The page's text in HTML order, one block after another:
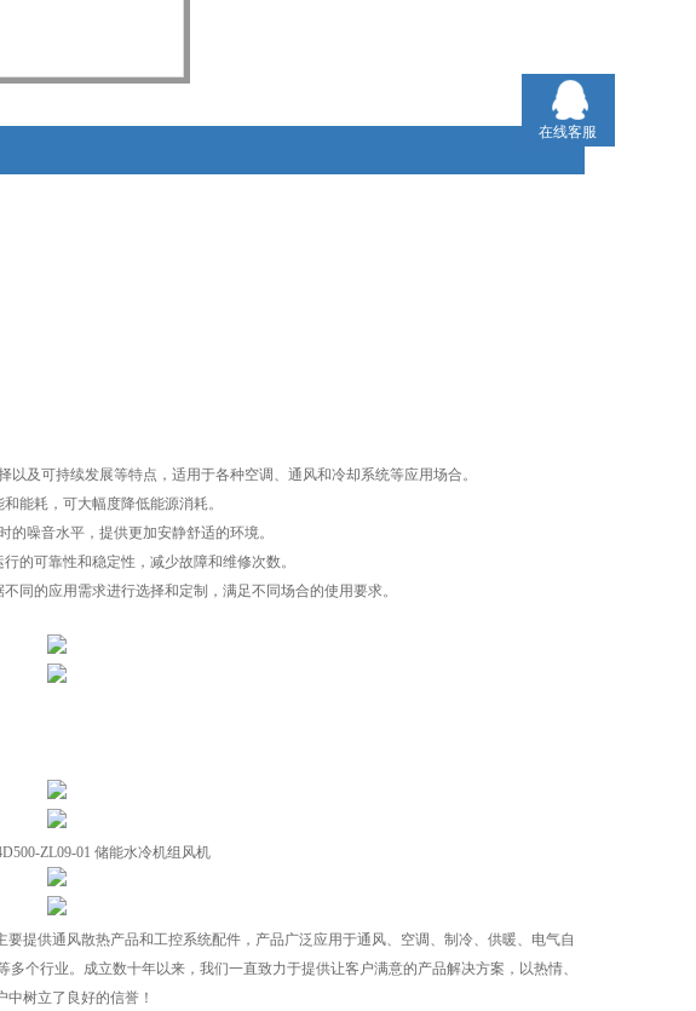
及可持续发展等特点，适用于各种空调、通风和冷却系统等应用场合。
能耗，可大幅度降低能源消耗。
的噪音水平，提供更加安静舒适的环境。
的可靠性和稳定性，减少故障和维修次数。
同的应用需求进行选择和定制，满足不同场合的使用要求。
提供通风散热产品和工控系统配件，产品广泛应用于通风、空调、制冷、供暖、电气自
个行业。成立数十年以来，我们一直致力于提供让客户满意的产品解决方案，以热情、
树立了良好的信誉！
在线客服